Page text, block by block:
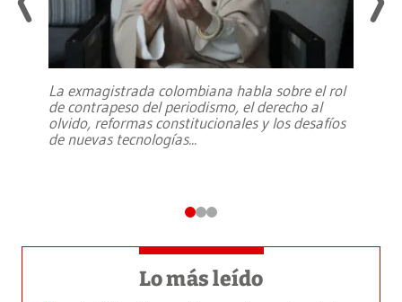
La exmagistrada colombiana habla sobre el rol
de contrapeso del periodismo, el derecho al
olvido, reformas constitucionales y los desafíos
de nuevas tecnologías...
Lo más leído